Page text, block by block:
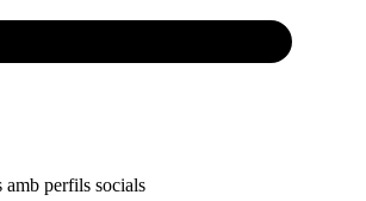
amb perfils socials